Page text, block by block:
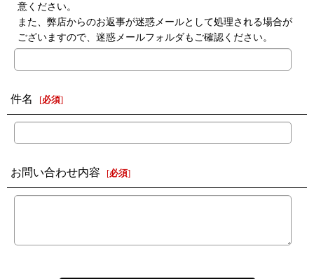
意ください。
また、弊店からのお返事が迷惑メールとして処理される場合が
ございますので、迷惑メールフォルダもご確認ください。
件名 [必須]
お問い合わせ内容 [必須]